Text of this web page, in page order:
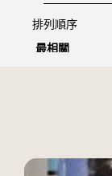
排列順序